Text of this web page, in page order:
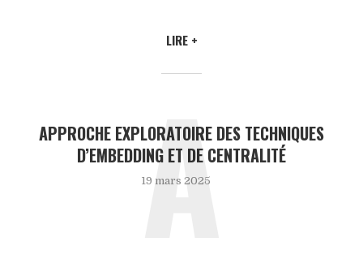
LIRE +
APPROCHE EXPLORATOIRE DES TECHNIQUES
D’EMBEDDING ET DE CENTRALITÉ
19 mars 2025
A